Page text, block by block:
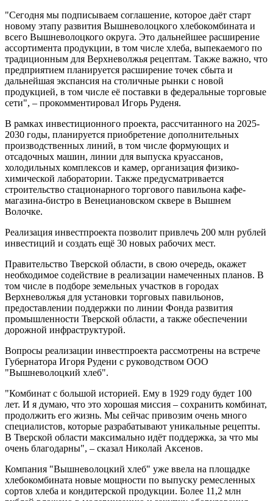
"Сегодня мы подписываем соглашение, которое даёт старт
новому этапу развития Вышневолоцкого хлебокомбината и
всего Вышневолоцкого округа. Это дальнейшее расширение
ассортимента продукции, в том числе хлеба, выпекаемого по
традиционным для Верхневолжья рецептам. Также важно, что
предприятием планируется расширение точек сбыта и
дальнейшая экспансия на столичные рынки с новой
продукцией, в том числе её поставки в федеральные торговые
сети", – прокомментировал Игорь Руденя.
В рамках инвестиционного проекта, рассчитанного на 2025-
2030 годы, планируется приобретение дополнительных
производственных линий, в том числе формующих и
отсадочных машин, линии для выпуска круассанов,
холодильных комплексов и камер, организация физико-
химической лаборатории. Также предусматривается
строительство стационарного торгового павильона кафе-
магазина-бистро в Венециановском сквере в Вышнем
Волочке.
Реализация инвестпроекта позволит привлечь 200 млн рублей
инвестиций и создать ещё 30 новых рабочих мест.
Правительство Тверской области, в свою очередь, окажет
необходимое содействие в реализации намеченных планов. В
том числе в подборе земельных участков в городах
Верхневолжья для установки торговых павильонов,
предоставлении поддержки по линии Фонда развития
промышленности Тверской области, а также обеспечении
дорожной инфраструктурой.
Вопросы реализации инвестпроекта рассмотрены на встрече
Губернатора Игоря Рудени с руководством ООО
"Вышневолоцкий хлеб".
"Комбинат с большой историей. Ему в 1929 году будет 100
лет. И я думаю, что это хорошая миссия – сохранить комбинат,
продолжить его жизнь. Мы сейчас привозим очень много
специалистов, которые разрабатывают уникальные рецепты.
В Тверской области максимально идёт поддержка, за что мы
очень благодарны", – сказал Николай Аксенов.
Компания "Вышневолоцкий хлеб" уже ввела на площадке
хлебокомбината новые мощности по выпуску ремесленных
сортов хлеба и кондитерской продукции. Более 11,2 млн